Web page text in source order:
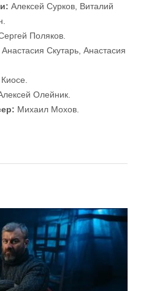
Алексей Сурков, Виталий
Поляков.
Анастасия Скутарь, Анастасия
Олейник.
Михаил Мохов.